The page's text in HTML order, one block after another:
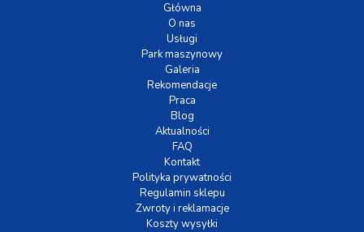
Główna
O nas
Usługi
Park maszynowy
Galeria
Rekomendacje
Praca
Blog
Aktualności
FAQ
Kontakt
Polityka prywatności
Regulamin sklepu
Zwroty i reklamacje
Koszty wysyłki